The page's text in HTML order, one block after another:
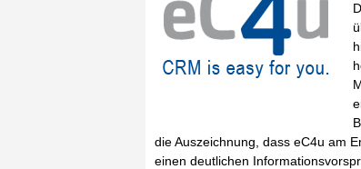
die Auszeichnung, dass eC4u am
einen deutlichen